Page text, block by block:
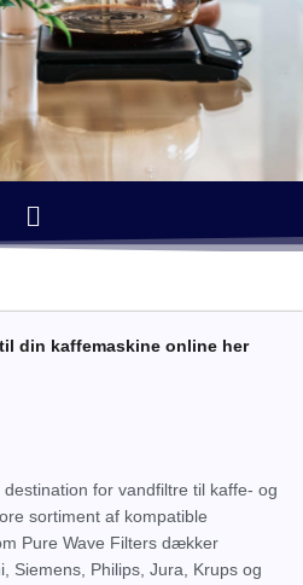
Menu
din kaffemaskine online her
for vandfiltre til kaffe- og
sortiment af kompatible
Pure Wave Filters dækker
Siemens, Philips, Jura, Krups og